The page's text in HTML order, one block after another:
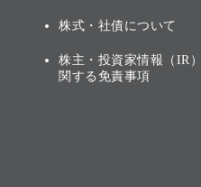
株式・社債について
株主・投資家情報（IR
関する免責事項